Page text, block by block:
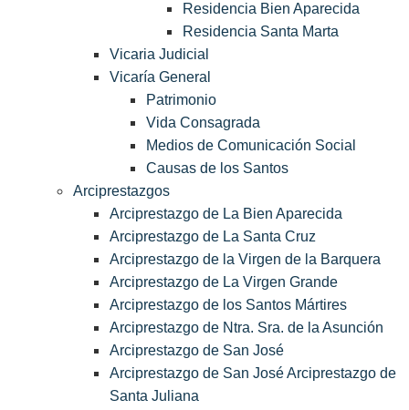
Residencia Bien Aparecida
Residencia Santa Marta
Vicaria Judicial
Vicaría General
Patrimonio
Vida Consagrada
Medios de Comunicación Social
Causas de los Santos
Arciprestazgos
Arciprestazgo de La Bien Aparecida
Arciprestazgo de La Santa Cruz
Arciprestazgo de la Virgen de la Barquera
Arciprestazgo de La Virgen Grande
Arciprestazgo de los Santos Mártires
Arciprestazgo de Ntra. Sra. de la Asunción
Arciprestazgo de San José
Arciprestazgo de San José Arciprestazgo de
Santa Juliana